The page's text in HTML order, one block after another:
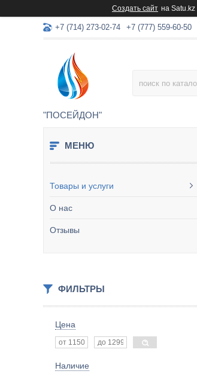
Создать сайт на Satu.kz
+7 (714) 273-02-74 +7 (777) 559-60-50
"ПОСЕЙДОН"
Товары и услуги
О нас
Отзывы
ФИЛЬТРЫ
Цена
Наличие